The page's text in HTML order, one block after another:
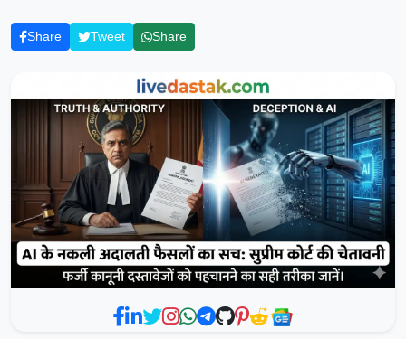
Share Tweet Share